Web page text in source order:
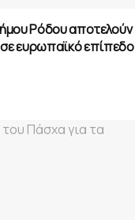
Ρόδου αποτελούν
ευρωπαϊκό επίπεδο